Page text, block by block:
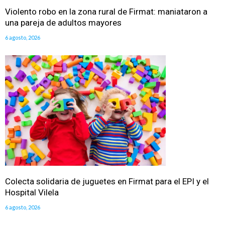
Violento robo en la zona rural de Firmat: maniataron a
una pareja de adultos mayores
6 agosto, 2026
Colecta solidaria de juguetes en Firmat para el EPI y el
Hospital Vilela
6 agosto, 2026